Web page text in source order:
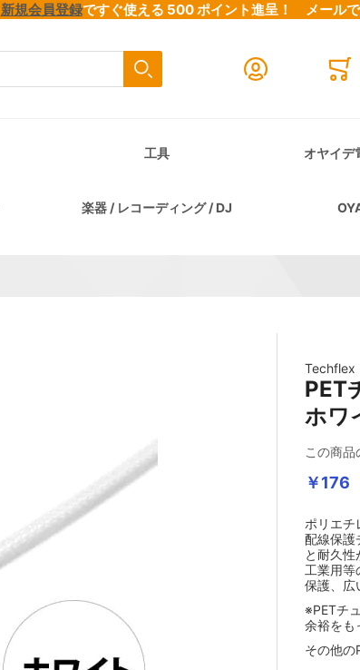
新規会員登録ですぐ使える 500 ポイント進呈！ メール
Close search
検索
工具 オヤイデ
楽器 / レコーディング / DJ
Techflex
PET
ホワ
この商
￥176
ポリエチ
配線保護
と耐久
工業用等
保護、広
※PETチ
余裕をも
その他の